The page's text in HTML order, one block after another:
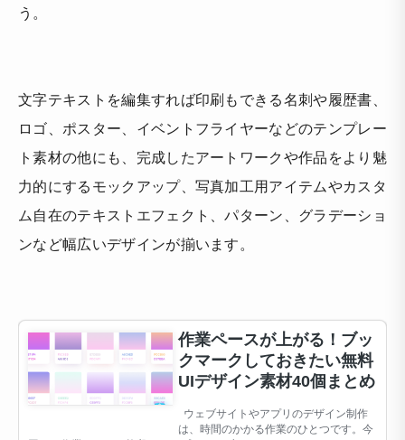
う。
文字テキストを編集すれば印刷もできる名刺や履歴書、
ロゴ、ポスター、イベントフライヤーなどのテンプレー
ト素材の他にも、完成したアートワークや作品をより魅
力的にするモックアップ、写真加工用アイテムやカスタ
ム自在のテキストエフェクト、パターン、グラデーショ
ンなど幅広いデザインが揃います。